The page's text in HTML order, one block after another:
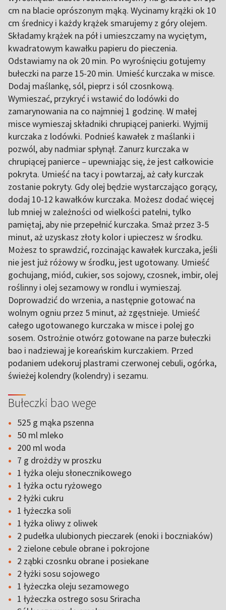
cm na blacie oprószonym mąką. Wycinamy krążki ok 10
cm średnicy i każdy krążek smarujemy z góry olejem.
Składamy krążek na pół i umieszczamy na wyciętym,
kwadratowym kawałku papieru do pieczenia.
Odstawiamy na ok 20 min. Po wyrośnięciu gotujemy
bułeczki na parze 15-20 min. Umieść kurczaka w misce.
Dodaj maślankę, sól, pieprz i sól czosnkową.
Wymieszać, przykryć i wstawić do lodówki do
zamarynowania na co najmniej 1 godzinę. W małej
misce wymieszaj składniki chrupiącej panierki. Wyjmij
kurczaka z lodówki. Podnieś kawałek z maślanki i
pozwól, aby nadmiar spłynął. Zanurz kurczaka w
chrupiącej panierce – upewniając się, że jest całkowicie
pokryta. Umieść na tacy i powtarzaj, aż cały kurczak
zostanie pokryty. Gdy olej będzie wystarczająco gorący,
dodaj 10-12 kawałków kurczaka. Możesz dodać więcej
lub mniej w zależności od wielkości patelni, tylko
pamiętaj, aby nie przepełnić kurczaka. Smaż przez 3-5
minut, aż uzyskasz złoty kolor i upieczesz w środku.
Możesz to sprawdzić, rozcinając kawałek kurczaka, jeśli
nie jest już różowy w środku, jest ugotowany. Umieść
gochujang, miód, cukier, sos sojowy, czosnek, imbir, olej
roślinny i olej sezamowy w rondlu i wymieszaj.
Doprowadzić do wrzenia, a następnie gotować na
wolnym ogniu przez 5 minut, aż zgęstnieje. Umieść
całego ugotowanego kurczaka w misce i polej go
sosem. Ostrożnie otwórz gotowane na parze bułeczki
bao i nadziewaj je koreańskim kurczakiem. Przed
podaniem udekoruj plastrami czerwonej cebuli, ogórka,
świeżej kolendry (kolendry) i sezamu.
Bułeczki bao wege
525 g mąka pszenna
50 ml mleko
200 ml woda
7 g drożdży w proszku
1 łyżka oleju słonecznikowego
1 łyżka octu ryżowego
2 łyżki cukru
1 łyżeczka soli
1 łyżka oliwy z oliwek
2 pudełka ulubionych pieczarek (enoki i boczniaków)
2 zielone cebule obrane i pokrojone
2 ząbki czosnku obrane i posiekane
2 łyżki sosu sojowego
1 łyżeczka oleju sezamowego
1 łyżeczka ostrego sosu Sriracha